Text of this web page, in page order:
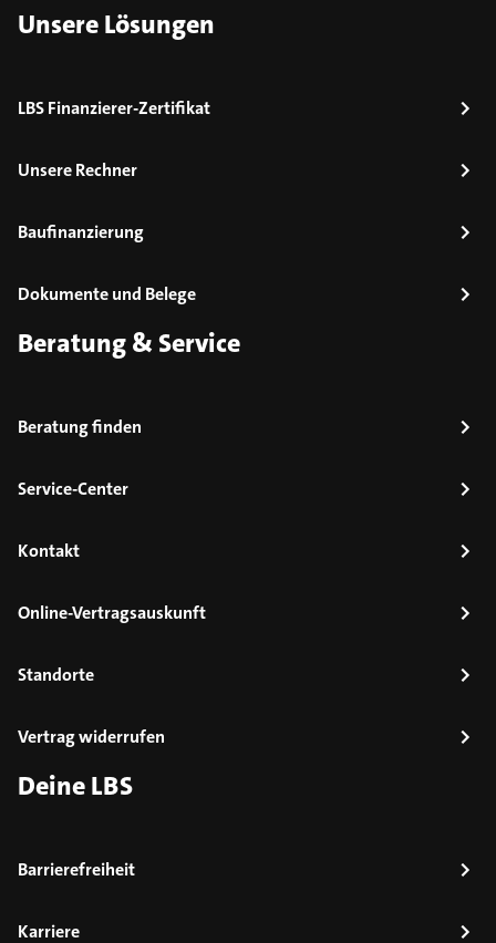
Unsere Lösungen
LBS Finanzierer-Zertifikat
Unsere Rechner
Baufinanzierung
Dokumente und Belege
Beratung & Service
Beratung finden
Service-Center
Kontakt
Online-Vertragsauskunft
Standorte
Vertrag widerrufen
Deine LBS
Barrierefreiheit
Karriere